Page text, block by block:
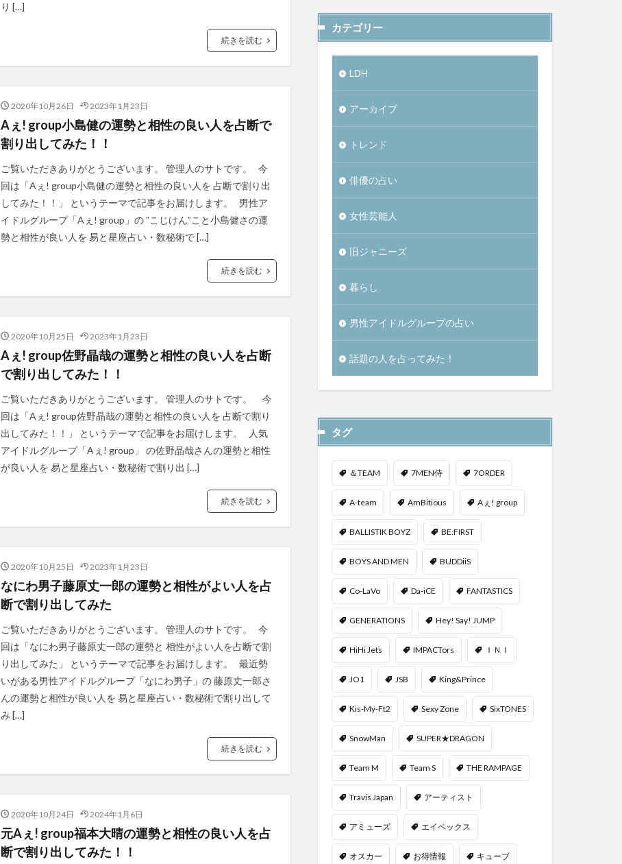
り […]
続きを読む
2020年10月26日 2023年1月23日
Aぇ! group小島健の運勢と相性の良い人を占断で
割り出してみた！！
ご覧いただきありがとうございます。 管理人のサトです。 今
回は「Aぇ! group小島健の運勢と相性の良い人を 占断で割り出
してみた！！」 というテーマで記事をお届けします。 男性ア
イドルグループ「Aぇ! group」の ”こじけん”こと小島健さの運
勢と相性が良い人を 易と星座占い・数秘術で […]
続きを読む
2020年10月25日 2023年1月23日
Aぇ! group佐野晶哉の運勢と相性の良い人を占断
で割り出してみた！！
ご覧いただきありがとうございます。 管理人のサトです。 今
回は「Aぇ! group佐野晶哉の運勢と相性の良い人を 占断で割り
出してみた！！」 というテーマで記事をお届けします。 人気
アイドルグループ「Aぇ! group」 の佐野晶哉さんの運勢と相性
が良い人を 易と星座占い・数秘術で割り出 […]
続きを読む
2020年10月25日 2023年1月23日
なにわ男子藤原丈一郎の運勢と相性がよい人を占
断で割り出してみた
ご覧いただきありがとうございます。 管理人のサトです。 今
回は「なにわ男子藤原丈一郎の運勢と 相性がよい人を占断で割
り出してみた」 というテーマで記事をお届けします。 最近勢
いがある男性アイドルグループ「なにわ男子」の 藤原丈一郎さ
んの運勢と相性が良い人を 易と星座占い・数秘術で割り出して
み […]
続きを読む
2020年10月24日 2024年1月6日
元Aぇ! group福本大晴の運勢と相性の良い人を占
断で割り出してみた！！
カテゴリー
LDH
アーカイブ
トレンド
俳優の占い
女性芸能人
旧ジャニーズ
暮らし
男性アイドルグループの占い
話題の人を占ってみた！
タグ
＆TEAM 7MEN侍 7ORDER
A-team AmBitious Aぇ! group
BALLISTIK BOYZ BE:FIRST
BOYS AND MEN BUDDiiS
Co-LaVo Da-iCE FANTASTICS
GENERATIONS Hey! Say! JUMP
HiHi Jets IMPACTors ＩＮＩ
JO1 JSB King&Prince
Kis-My-Ft2 Sexy Zone SixTONES
SnowMan SUPER★DRAGON
Team M Team S THE RAMPAGE
Travis Japan アーティスト
アミューズ エイベックス
オスカー お得情報 キューブ